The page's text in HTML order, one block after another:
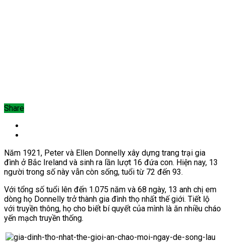
Share
Năm 1921, Peter và Ellen Donnelly xây dựng trang trại gia
đình ở Bắc Ireland và sinh ra lần lượt 16 đứa con. Hiện nay, 13
người trong số này vẫn còn sống, tuổi từ 72 đến 93.
Với tổng số tuổi lên đến 1.075 năm và 68 ngày, 13 anh chị em
dòng họ Donnelly trở thành gia đình thọ nhất thế giới. Tiết lộ
với truyền thông, họ cho biết bí quyết của mình là ăn nhiều cháo
yến mạch truyền thống.